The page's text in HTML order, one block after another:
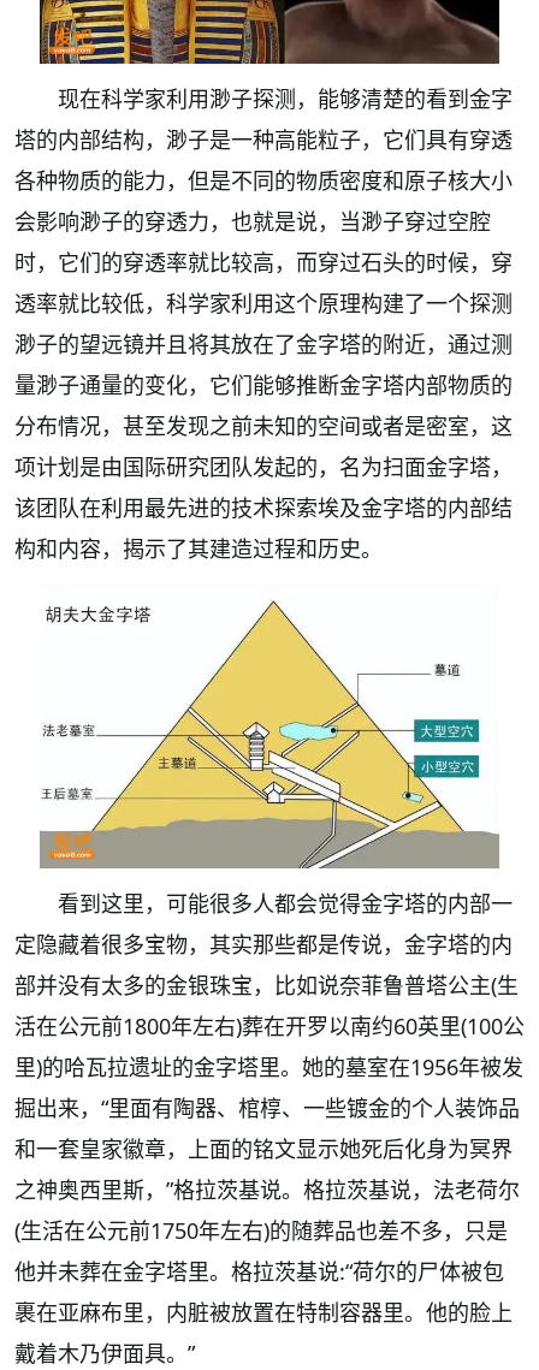
现在科学家利用渺子探测，能够清楚的看到金字
塔的内部结构，渺子是一种高能粒子，它们具有穿透
各种物质的能力，但是不同的物质密度和原子核大小
会影响渺子的穿透力，也就是说，当渺子穿过空腔
时，它们的穿透率就比较高，而穿过石头的时候，穿
透率就比较低，科学家利用这个原理构建了一个探测
渺子的望远镜并且将其放在了金字塔的附近，通过测
量渺子通量的变化，它们能够推断金字塔内部物质的
分布情况，甚至发现之前未知的空间或者是密室，这
项计划是由国际研究团队发起的，名为扫面金字塔，
该团队在利用最先进的技术探索埃及金字塔的内部结
构和内容，揭示了其建造过程和历史。
看到这里，可能很多人都会觉得金字塔的内部一
定隐藏着很多宝物，其实那些都是传说，金字塔的内
部并没有太多的金银珠宝，比如说奈菲鲁普塔公主(生
活在公元前1800年左右)葬在开罗以南约60英里(100公
里)的哈瓦拉遗址的金字塔里。她的墓室在1956年被发
掘出来，“里面有陶器、棺椁、一些镀金的个人装饰品
和一套皇家徽章，上面的铭文显示她死后化身为冥界
之神奥西里斯，”格拉茨基说。格拉茨基说，法老荷尔
(生活在公元前1750年左右)的随葬品也差不多，只是
他并未葬在金字塔里。格拉茨基说:“荷尔的尸体被包
裹在亚麻布里，内脏被放置在特制容器里。他的脸上
戴着木乃伊面具。”